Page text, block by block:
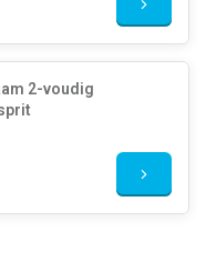
2-voudig